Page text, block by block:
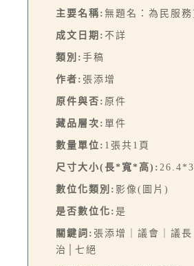
主要名稱: 無題名：為民服
成文日期: 不詳
類別: 手稿
作者: 張添增
原件與否: 原件
藏品層次: 單件
數量單位: 1張共1頁
尺寸大小(長*寬*高):
數位化類別: 影像(圖片)
是否數位化: 是
關鍵詞: 張添增｜議會｜議
治│七絕